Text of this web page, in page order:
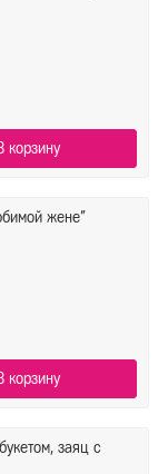
корзину
жене"
корзину
заяц с